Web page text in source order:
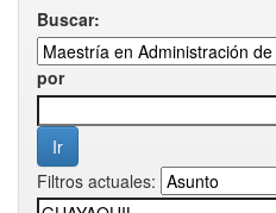
Buscar:
por
Filtros actuales: